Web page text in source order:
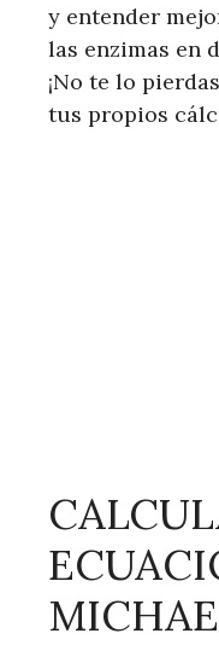
y entender
las enzimas en
¡No te lo
tus propios